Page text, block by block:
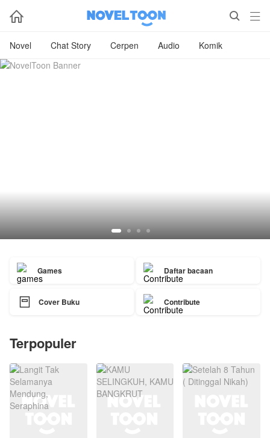
  
Novel Chat Story Cerpen Audio Komik
Games Daftar bacaan
 Cover Buku Contribute
Terpopuler